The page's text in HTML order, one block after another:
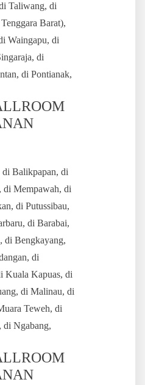
Taliwang, di
Barat),
Waingapu, di
di
di Pontianak,
di Balikpapan, di
di Mempawah, di
di Putussibau,
di Barabai,
di Bengkayang,
di
Kuala Kapuas, di
di Malinau, di
Teweh, di
di Ngabang,